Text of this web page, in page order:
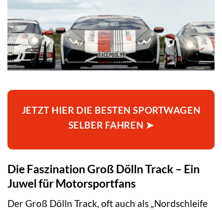
JETZT HIER DIE BESTEN SPORTWAGEN
SELBER FAHREN ➤
Die Faszination Groß Dölln Track – Ein
Juwel für Motorsportfans
Der Groß Dölln Track, oft auch als „Nordschleife